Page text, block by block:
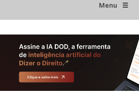
Menu ☰
JURISPRUDÊNCIA
INFORMATIVOS